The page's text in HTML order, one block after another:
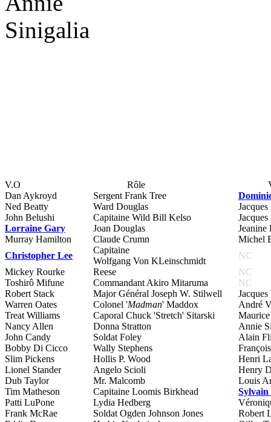
Sinigalia
V.O Rôle
Dan Aykroyd
Sergent Frank Tree
Ned Beatty
Ward Douglas
John Belushi
Capitaine Wild Bill Kelso
Lorraine Gary
Joan Douglas
Jeanine
Murray Hamilton
Claude Crumn
Michel
Christopher Lee
Capitaine
Wolfgang Von KLeinschmidt
NC
Mickey Rourke
Reese
NC
Toshirô Mifune
Commandant Akiro Mitaruma
NC
Robert Stack
Major Général Joseph W. Stilwell
Warren Oates
Colonel 'Madman' Maddox
André
Treat Williams
Caporal Chuck 'Stretch' Sitarski
Nancy Allen
Donna Stratton
Annie
John Candy
Soldat Foley
Alain
Bobby Di Cicco
Wally Stephens
Slim Pickens
Hollis P. Wood
Henri
Lionel Stander
Angelo Scioli
Henry
Dub Taylor
Mr. Malcomb
Louis
Tim Matheson
Capitaine Loomis Birkhead
Patti LuPone
Lydia Hedberg
Frank McRae
Soldat Ogden Johnson Jones
Robert